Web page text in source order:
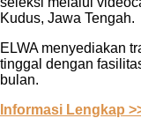
Kudus, Jawa Tengah.
ELWA menyediakan
tinggal dengan
bulan.
Informasi Lengkap